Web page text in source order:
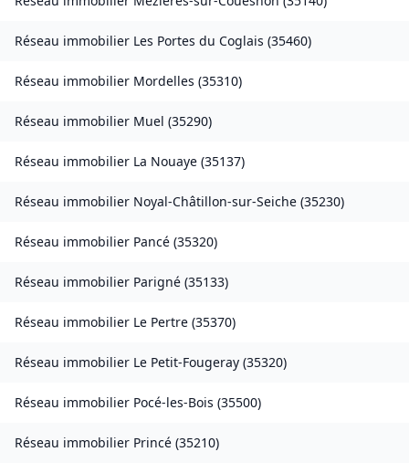
Réseau immobilier Les Portes du Coglais (35460)
Réseau immobilier Mordelles (35310)
Réseau immobilier Muel (35290)
Réseau immobilier La Nouaye (35137)
Réseau immobilier Noyal-Châtillon-sur-Seiche (35230)
Réseau immobilier Pancé (35320)
Réseau immobilier Parigné (35133)
Réseau immobilier Le Pertre (35370)
Réseau immobilier Le Petit-Fougeray (35320)
Réseau immobilier Pocé-les-Bois (35500)
Réseau immobilier Princé (35210)